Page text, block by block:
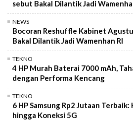
sebut Bakal Dilantik Jadi
NEWS
Bocoran Reshuffle Kabinet
Bakal Dilantik Jadi Wamenhan RI
TEKNO
4 HP Murah Baterai 7000 mAh,
dengan Performa Kencang
TEKNO
6 HP Samsung Rp2 Jutaan Terbaik:
hingga Koneksi 5G